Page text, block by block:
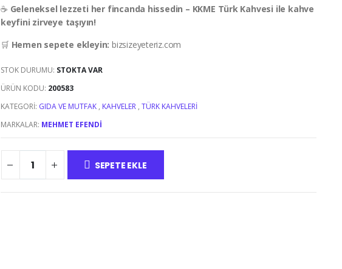
☕ Geleneksel lezzeti her fincanda hissedin – KKME Türk Kahvesi ile kahve
keyfini zirveye taşıyın!
🛒 Hemen sepete ekleyin: bizsizeyeteriz.com
STOK DURUMU: STOKTA VAR
ÜRÜN KODU: 200583
KATEGORI: GIDA VE MUTFAK , KAHVELER ,TÜRK KAHVELERI
MARKALAR: MEHMET EFENDI
SEPETE EKLE